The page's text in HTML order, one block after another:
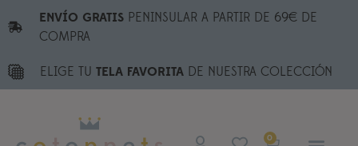
ENVÍO GRATISPENINSULAR A PARTIR DE 69€ DE
COMPRA
ELIGE TU TELA FAVORITA DE NUESTRA COLECCIÓN
0